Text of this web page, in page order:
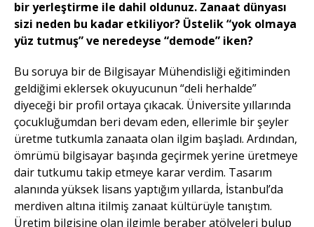
bir yerleştirme ile dahil oldunuz. Zanaat dünyası
sizi neden bu kadar etkiliyor? Üstelik “yok olmaya
yüz tutmuş” ve neredeyse “demode” iken?
Bu soruya bir de Bilgisayar Mühendisliği eğitiminden
geldiğimi eklersek okuyucunun “deli herhalde”
diyeceği bir profil ortaya çıkacak. Üniversite yıllarında
çocukluğumdan beri devam eden, ellerimle bir şeyler
üretme tutkumla zanaata olan ilgim başladı. Ardından,
ömrümü bilgisayar başında geçirmek yerine üretmeye
dair tutkumu takip etmeye karar verdim. Tasarım
alanında yüksek lisans yaptığım yıllarda, İstanbul’da
merdiven altına itilmiş zanaat kültürüyle tanıştım.
Üretim bilgisine olan ilgimle beraber atölyeleri bulup